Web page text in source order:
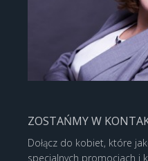
ZOSTAŃMY W
Dołącz do kobiet, które
specjalnych promocjach i